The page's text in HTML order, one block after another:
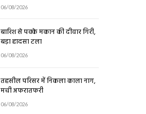
06/08/2026
बारिश से पक्के मकान की दीवार गिरी,
बड़ा हादसा टला
06/08/2026
तहसील परिसर में निकला काला नाग,
मची अफरातफरी
06/08/2026